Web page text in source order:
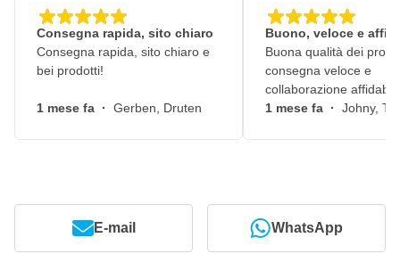
Consegna rapida, sito chiaro
Consegna rapida, sito chiaro e
bei prodotti!
1 mese fa · Gerben, Druten
Buono, veloce e
Buona qualità dei
consegna veloce e
collaborazione
1 mese fa · Johny,
E-mail WhatsApp